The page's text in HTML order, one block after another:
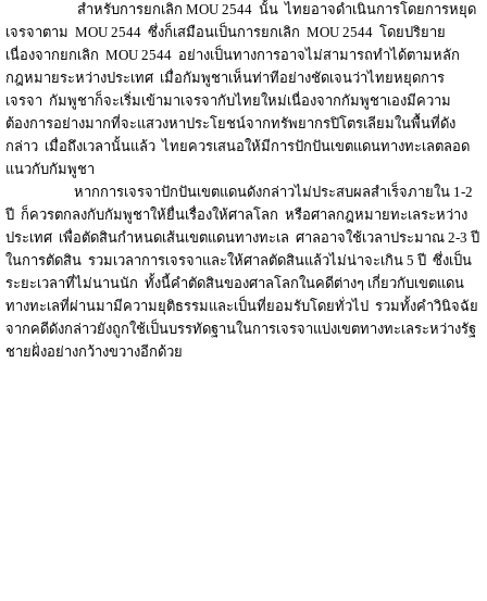
สำหรับการยกเลิก MOU 2544 นั้น ไทยอาจดำเนินการโดยการหยุด
เจรจาตาม MOU 2544 ซึ่งก็เสมือนเป็นการยกเลิก MOU 2544 โดยปริยาย
เนื่องจากยกเลิก MOU 2544 อย่างเป็นทางการอาจไม่สามารถทำได้ตามหลัก
กฎหมายระหว่างประเทศ เมื่อกัมพูชาเห็นท่าทีอย่างชัดเจนว่าไทยหยุดการ
เจรจา กัมพูชาก็จะเริ่มเข้ามาเจรจากับไทยใหม่เนื่องจากกัมพูชาเองมีความ
ต้องการอย่างมากที่จะแสวงหาประโยชน์จากทรัพยากรปิโตรเลียมในพื้นที่ดัง
กล่าว เมื่อถึงเวลานั้นแล้ว ไทยควรเสนอให้มีการปักปันเขตแดนทางทะเลตลอด
แนวกับกัมพูชา
หากการเจรจาปักปันเขตแดนดังกล่าวไม่ประสบผลสำเร็จภายใน 1-2
ปี ก็ควรตกลงกับกัมพูชาให้ยื่นเรื่องให้ศาลโลก หรือศาลกฎหมายทะเลระหว่าง
ประเทศ เพื่อตัดสินกำหนดเส้นเขตแดนทางทะเล ศาลอาจใช้เวลาประมาณ 2-3 ปี
ในการตัดสิน รวมเวลาการเจรจาและให้ศาลตัดสินแล้วไม่น่าจะเกิน 5 ปี ซึ่งเป็น
ระยะเวลาที่ไม่นานนัก ทั้งนี้คำตัดสินของศาลโลกในคดีต่างๆ เกี่ยวกับเขตแดน
ทางทะเลที่ผ่านมามีความยุติธรรมและเป็นที่ยอมรับโดยทั่วไป รวมทั้งคำวินิจฉัย
จากคดีดังกล่าวยังถูกใช้เป็นบรรทัดฐานในการเจรจาแบ่งเขตทางทะเลระหว่างรัฐ
ชายฝั่งอย่างกว้างขวางอีกด้วย